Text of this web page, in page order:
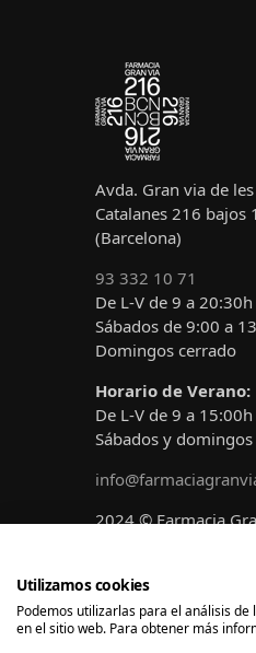
Avda. Gran via de
Catalanes 216 bajos
(Barcelona)
93 332 10 71
De L-V de 9 a 20:30h
Sábados de 9:00 a
Domingos cerrado
Horario de Verano:
De L-V de 9 a 15:00h
Sábados y
2024 © Farmacia
Utilizamos cookies
Podemos utilizarlas para el análisis
en el sitio web. Para obtener más